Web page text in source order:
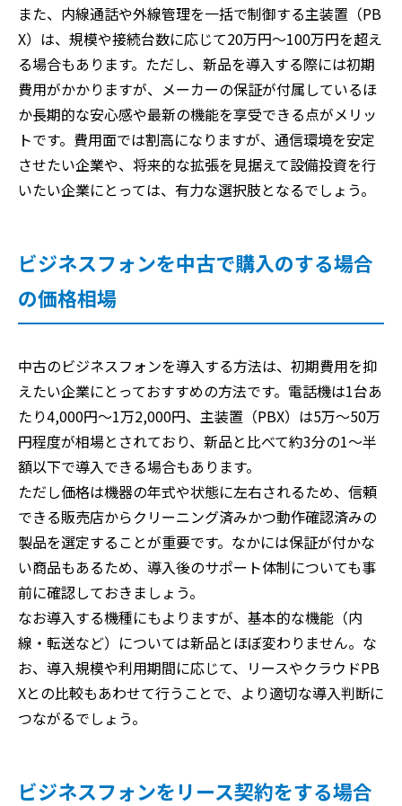
また、内線通話や外線管理を一括で制御する主装置（PB
X）は、規模や接続台数に応じて20万円〜100万円を超え
る場合もあります。ただし、新品を導入する際には初期
費用がかかりますが、メーカーの保証が付属しているほ
か長期的な安心感や最新の機能を享受できる点がメリッ
トです。費用面では割高になりますが、通信環境を安定
させたい企業や、将来的な拡張を見据えて設備投資を行
いたい企業にとっては、有力な選択肢となるでしょう。
ビジネスフォンを中古で購入のする場合
の価格相場
中古のビジネスフォンを導入する方法は、初期費用を抑
えたい企業にとっておすすめの方法です。電話機は1台あ
たり4,000円〜1万2,000円、主装置（PBX）は5万〜50万
円程度が相場とされており、新品と比べて約3分の1〜半
額以下で導入できる場合もあります。
ただし価格は機器の年式や状態に左右されるため、信頼
できる販売店からクリーニング済みかつ動作確認済みの
製品を選定することが重要です。なかには保証が付かな
い商品もあるため、導入後のサポート体制についても事
前に確認しておきましょう。
なお導入する機種にもよりますが、基本的な機能（内
線・転送など）については新品とほぼ変わりません。な
お、導入規模や利用期間に応じて、リースやクラウドPB
Xとの比較もあわせて行うことで、より適切な導入判断に
つながるでしょう。
ビジネスフォンをリース契約をする場合